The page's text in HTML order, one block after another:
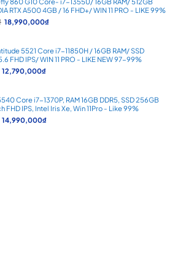
1,750,000₫.
RTX A500 4GB / 16 FHD+/ WIN 11 PRO - LIKE 99%
Giá
20,900,000₫.
18,990,000₫Giá
là:
18,990,000₫.
5521 Core i7-11850H / 16GB RAM/ SSD
FHD IPS/ WIN 11 PRO - LIKE NEW 97-99%
Giá
14,900,000₫.
12,790,000₫Giá
là:
12,790,000₫.
Core i7-1370P, RAM 16GB DDR5, SSD 256GB
FHD IPS, Intel Iris Xe, Win 11Pro - Like 99%
Giá
14,990,000₫Giá